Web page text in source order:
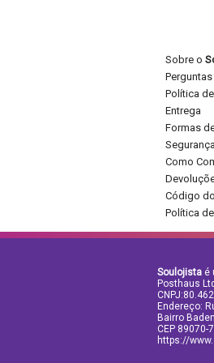
Sobre o
Política
Entrega
Formas
Como
Código
Política
Soulojista é
Posthaus
Endereço:
Bairro
CEP 89070-
https://